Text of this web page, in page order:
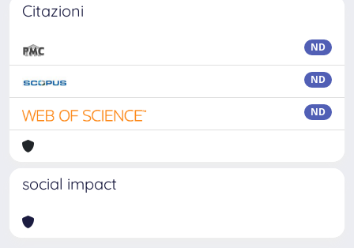
Citazioni
ND
ND
ND
social impact